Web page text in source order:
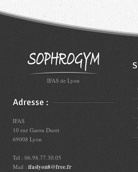
IFAS de Lyon
Adresse :
IFAS
10 rue Garon Duret
69008 Lyon
Tel : 06.98.77.30.05
Mail : ifaslyon8@free.fr